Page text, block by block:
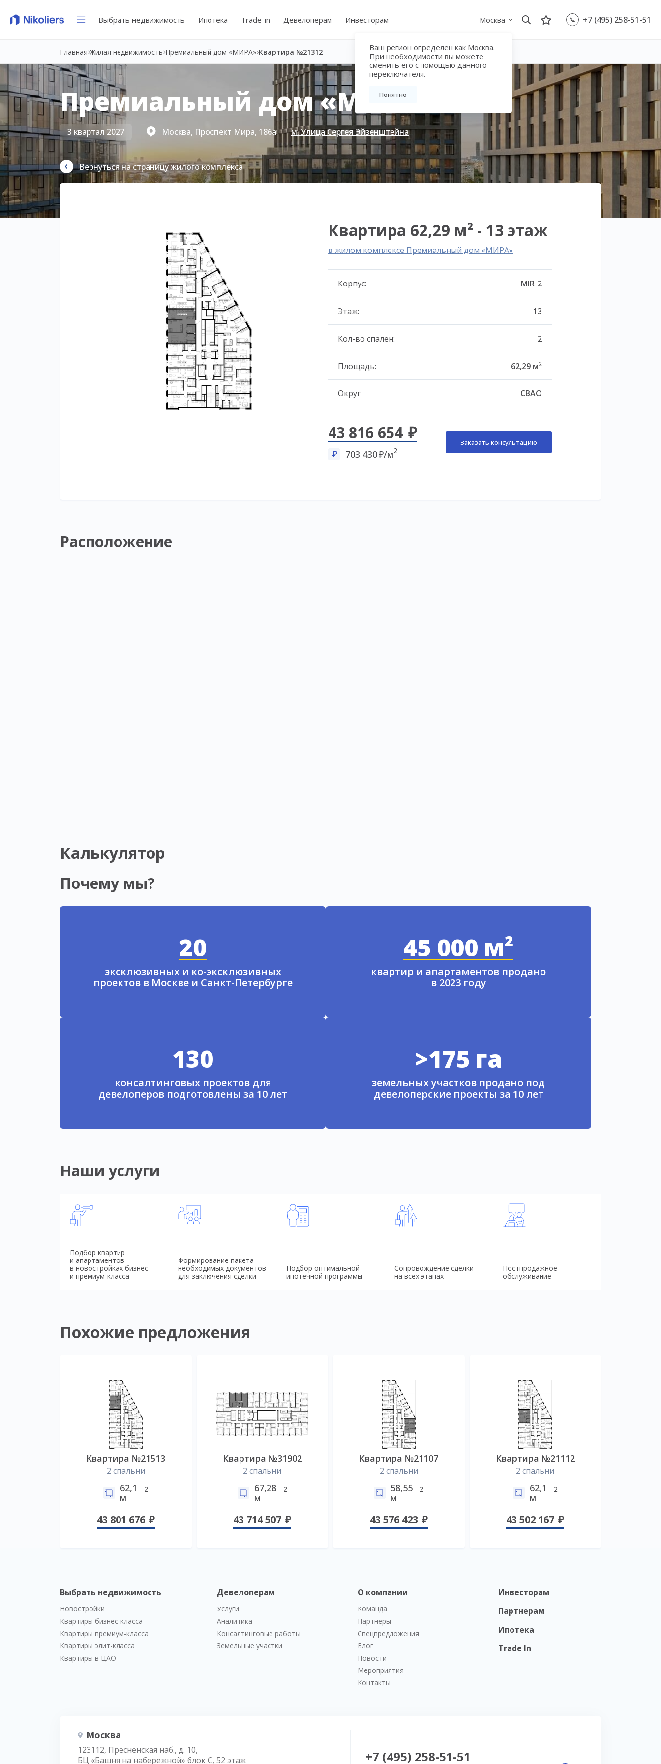
Выбрать недвижимость Ипотека Trade-in Девелоперам Инвесторам Москва
Ваш регион определен как Москва.
При необходимости вы можете
сменить его с помощью данного
переключателя.
Понятно
+7 (495) 258-51-51
Главная Жилая недвижимость Премиальный дом «МИРА» Квартира №21312
Премиальный дом «МИРА»
3 квартал 2027 Москва, Проспект Мира, 186а м. Улица Сергея Эйзенштейна
Вернуться на страницу жилого комплекса
Квартира 62,29 м² - 13 этаж
в жилом комплексе Премиальный дом «МИРА»
Корпус: MIR-2
Этаж: 13
Кол-во спален: 2
Площадь: 62,29 м2
Округ СВАО
43 816 654
703 430 /м2
Заказать консультацию
Расположение
Калькулятор
Почему мы?
20
эксклюзивных и ко-эксклюзивных
проектов в Москве и Санкт-Петербурге
45 000 м²
квартир и апартаментов продано
в 2023 году
130
консалтинговых проектов для
девелоперов подготовлены за 10 лет
>175 га
земельных участков продано под
девелоперские проекты за 10 лет
Наши услуги
Подбор квартир
и апартаментов
в новостройках бизнес-
и премиум-класса
Формирование пакета
необходимых документов
для заключения сделки
Подбор оптимальной
ипотечной программы
Сопровождение сделки
на всех этапах
Постпродажное
обслуживание
Похожие предложения
Квартира №21513
2 спальни
62,1
м
2
43 801 676
Квартира №31902
2 спальни
67,28
м
2
43 714 507
Квартира №21107
2 спальни
58,55
м
2
43 576 423
Квартира №21112
2 спальни
62,1
м
2
43 502 167
Выбрать недвижимость
Новостройки
Квартиры бизнес-класса
Квартиры премиум-класса
Квартиры элит-класса
Квартиры в ЦАО
Девелоперам
Услуги
Аналитика
Консалтинговые работы
Земельные участки
О компании
Команда
Партнеры
Спецпредложения
Блог
Новости
Мероприятия
Контакты
Инвесторам
Партнерам
Ипотека
Trade In
Москва
123112, Пресненская наб., д. 10,
БЦ «Башня на набережной» блок С, 52 этаж
+7 (495) 258-51-51